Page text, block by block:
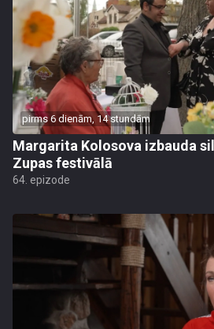
pirms 6 dienām, 14 stundām
Margarita Kolosova izbauda
Zupas festivālā
64. epizode